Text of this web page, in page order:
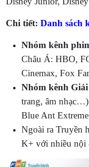
Chi tiết: Danh sách
Nhóm kênh
Châu Á: HBO,
Cinemax, Fox
Nhóm kênh
trang, âm
Blue Ant
Ngoài ra Truyền
K+ với nhiều nội